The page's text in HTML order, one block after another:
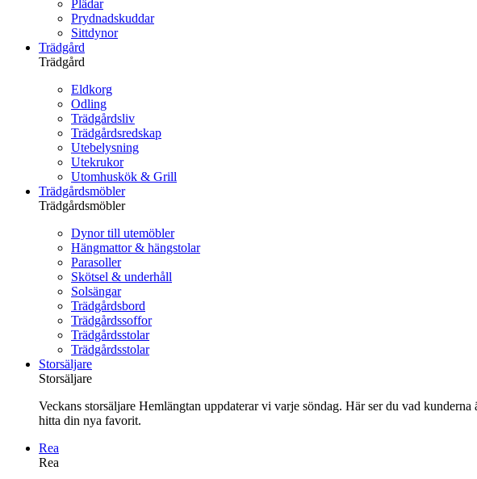
Plädar
Prydnadskuddar
Sittdynor
Trädgård
Trädgård
Eldkorg
Odling
Trädgårdsliv
Trädgårdsredskap
Utebelysning
Utekrukor
Utomhuskök & Grill
Trädgårdsmöbler
Trädgårdsmöbler
Dynor till utemöbler
Hängmattor & hängstolar
Parasoller
Skötsel & underhåll
Solsängar
Trädgårdsbord
Trädgårdssoffor
Trädgårdsstolar
Trädgårdsstolar
Storsäljare
Storsäljare
Veckans storsäljare Hemlängtan uppdaterar vi varje söndag. Här ser du vad
hitta din nya favorit.
Rea
Rea